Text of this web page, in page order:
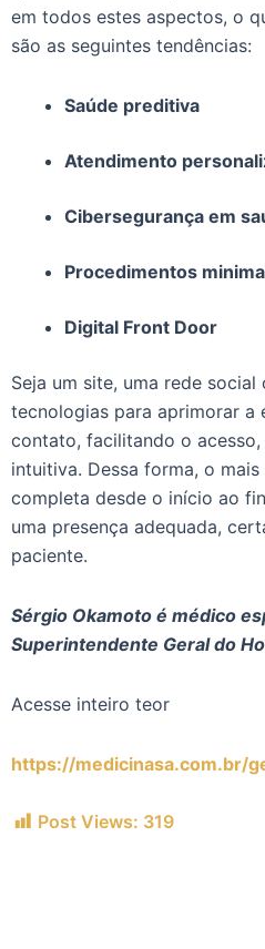
em todos estes aspectos, o
são as seguintes tendências:
Saúde preditiva
Atendimento
Cibersegurança em
Procedimentos
Digital Front Door
Seja um site, uma rede
tecnologias para aprimorar a
contato, facilitando o
intuitiva. Dessa forma, o
completa desde o início ao
uma presença adequada,
paciente.
Sérgio Okamoto é médico
Superintendente Geral do
Acesse inteiro teor
https://medicinasa.com.br/
Post Views: 319